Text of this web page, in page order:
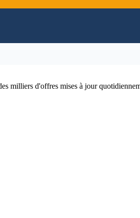
milliers d'offres mises à jour